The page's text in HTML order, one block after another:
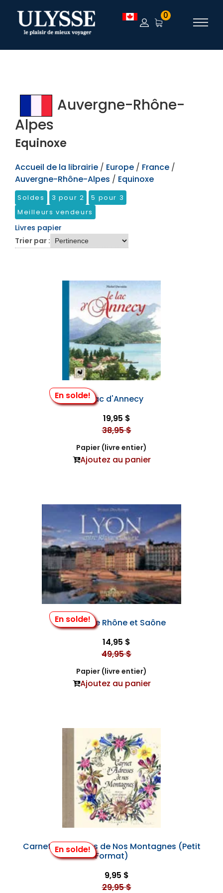
TEST 0
Auvergne-Rhône-
Alpes
Equinoxe
Accueil de la librairie / Europe / France /
Auvergne-Rhône-Alpes / Equinoxe
Soldes 3 pour 2
5 pour 3
Meilleurs vendeurs
Livres papier
Trier par :
En solde!Le Lac d'Annecy
19,95 $
38,95 $
Papier (livre entier)
Ajoutez au panier
En solde!
Lyon, Entre Rhône et Saône
14,95 $
49,95 $
Papier (livre entier)
Ajoutez au panier
En solde!
Carnet d'Adresses de Nos Montagnes (Petit
Format)
9,95 $
29,95 $